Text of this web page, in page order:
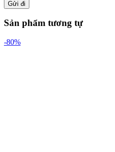
Sản phẩm tương tự
-80%